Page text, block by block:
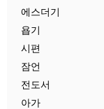
에스더기
욥기
시편
잠언
전도서
아가